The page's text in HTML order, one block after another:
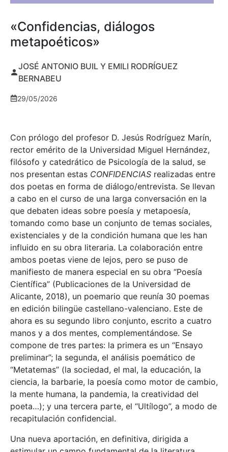
«Confidencias, diálogos
metapoéticos»
JOSÉ ANTONIO BUIL Y EMILI RODRÍGUEZ
BERNABEU
29/05/2026
Con prólogo del profesor D. Jesús Rodríguez Marín,
rector emérito de la Universidad Miguel Hernández,
filósofo y catedrático de Psicología de la salud, se
nos presentan estas CONFIDENCIAS realizadas entre
dos poetas en forma de diálogo/entrevista. Se llevan
a cabo en el curso de una larga conversación en la
que debaten ideas sobre poesía y metapoesía,
tomando como base un conjunto de temas sociales,
existenciales y de la condición humana que les han
influido en su obra literaria. La colaboración entre
ambos poetas viene de lejos, pero se puso de
manifiesto de manera especial en su obra “Poesía
Científica” (Publicaciones de la Universidad de
Alicante, 2018), un poemario que reunía 30 poemas
en edición bilingüe castellano-valenciano. Este de
ahora es su segundo libro conjunto, escrito a cuatro
manos y a dos mentes, complementándose. Se
compone de tres partes: la primera es un “Ensayo
preliminar”; la segunda, el análisis poemático de
“Metatemas” (la sociedad, el mal, la educación, la
ciencia, la barbarie, la poesía como motor de cambio,
la mente humana, la pandemia, la creatividad del
poeta…); y una tercera parte, el “Ultílogo”, a modo de
recapitulación confidencial.
Una nueva aportación, en definitiva, dirigida a